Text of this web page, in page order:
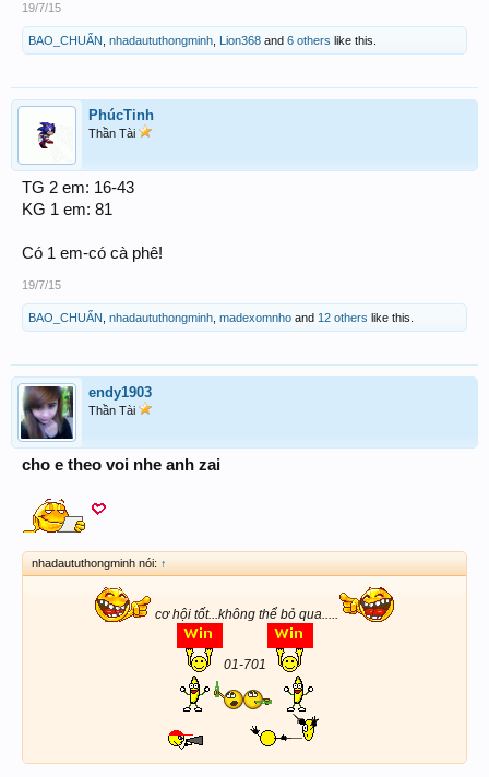
19/7/15
BAO_CHUẨN nhadaututhongminh Lion368 and 6 others like this.
PhúcTinh
Thần Tài
TG 2 em: 16-43
KG 1 em: 81
Có 1 em-có cà phê!
19/7/15
BAO_CHUẨN nhadaututhongminh madexomnho and 12 others like this.
endy1903
Thần Tài
cho e theo voi nhe anh zai
nhadaututhongminh nói: ↑
cơ hội tốt...không thể bỏ qua.....
01-701